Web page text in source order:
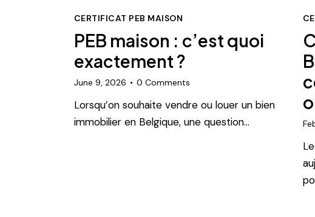
CERTIFICAT PEB MAISON
PEB maison : c’est quoi
exactement ?
June 9, 2026 0 Comments
Lorsqu’on souhaite vendre ou louer un bien
immobilier en Belgique, une question…